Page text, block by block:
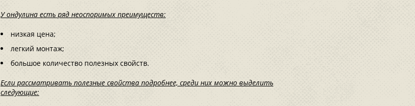
У ондулина есть ряд неоспоримых преимуществ:
низкая цена;
легкий монтаж;
большое количество полезных свойств.
Если рассматривать полезные свойства подробнее, среди них можно выделить
следующие: